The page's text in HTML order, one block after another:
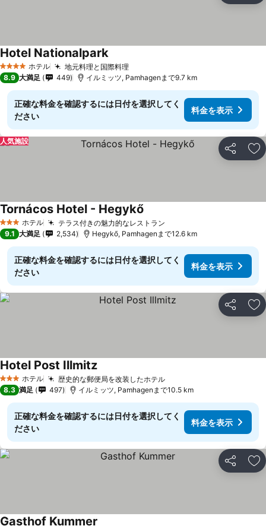
4 ホテルのランク
ホテル 地元料理と国際料理料金を表示
Hotel Nationalpark料金を表示
8.9 大満足 449 イルミッツ, Pamhagenまで9.7 km
正確な料金を確認するには日付を選択してく
ださい
料金を表示
シェア お
人気施設
3 ホテルのランク
ホテル テラス付きの魅力的なレストラン
Tornácos Hotel - Hegykő
9.1 大満足 2,534 Hegykő, Pamhagenまで12.6 km
正確な料金を確認するには日付を選択してく
ださい
料金を表示
シェア お
3 ホテルのランク
ホテル 歴史的な郵便局を改装したホテル料金を表示
Hotel Post Illmitz料金を表示
8.3 満足 497 イルミッツ, Pamhagenまで10.5 km
正確な料金を確認するには日付を選択してく
ださい
料金を表示
シェア お
Gasthof Kummer